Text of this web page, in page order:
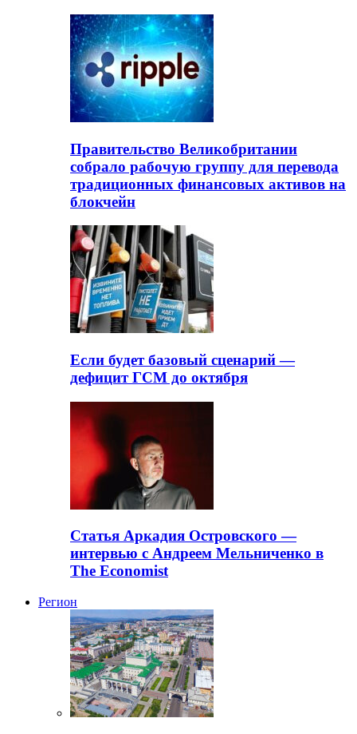
Правительство Великобритании
собрало рабочую группу для перевода
традиционных финансовых активов на
блокчейн
Если будет базовый сценарий —
дефицит ГСМ до октября
Статья Аркадия Островского —
интервью с Андреем Мельниченко в
The Economist
Регион